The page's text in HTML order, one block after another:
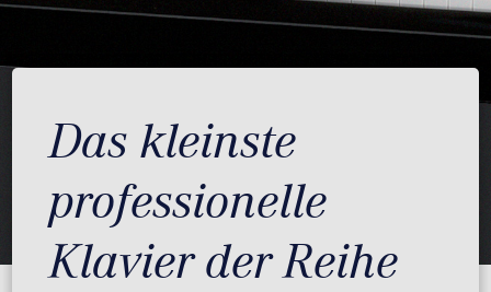
Das kleinste
professionelle
Klavier der Reihe